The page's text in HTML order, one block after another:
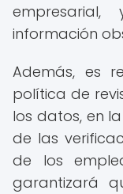
información
Además, es
política de
los datos, en
de las
de los
garantizará